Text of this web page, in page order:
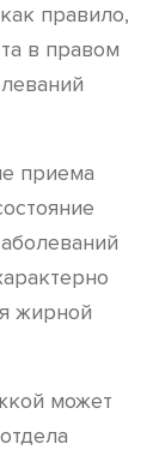
правило,
в правом
приема
жирной
может